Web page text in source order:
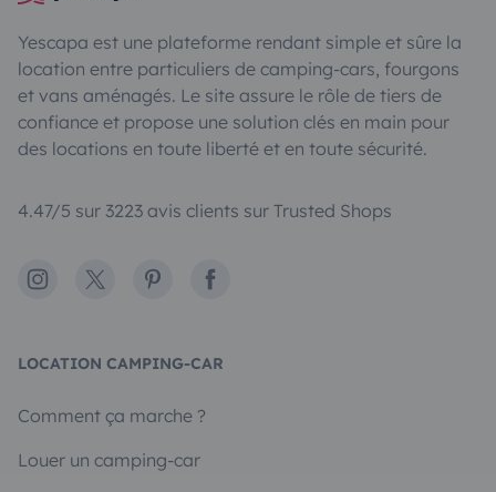
Yescapa est une plateforme rendant simple et sûre la
location entre particuliers de camping-cars, fourgons
et vans aménagés. Le site assure le rôle de tiers de
confiance et propose une solution clés en main pour
des locations en toute liberté et en toute sécurité.
4.47/5 sur 3223 avis clients sur Trusted Shops
Instagram
X PinterestFacebook
LOCATION CAMPING-CAR
Comment ça marche ?
Louer un camping-car